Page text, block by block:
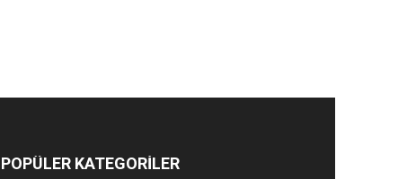
POPÜLER KATEGORİLER